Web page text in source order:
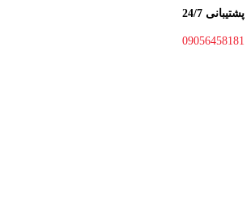
پشتیبانی 24/7
09056458181